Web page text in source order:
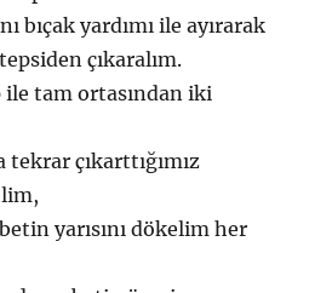
bıçak yardımı ile ayırarak
çıkaralım.
tam ortasından iki
tekrar çıkarttığımız
yarısını dökelim her